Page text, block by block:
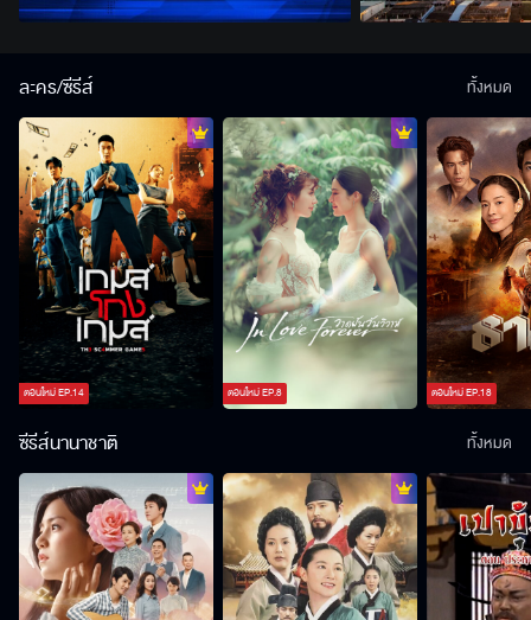
ละคร/ซีรีส์
ตอนใหม่EP.14 ตอนใหม่EP.8 ตอนใหม่EP.18
ทั้งหมด
ซีรีส์นานาชาติ ทั้งหมด